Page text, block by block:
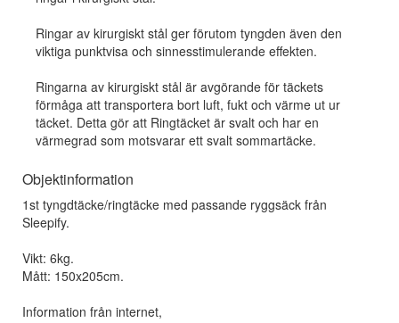
Ringar av kirurgiskt stål ger förutom tyngden även den
viktiga punktvisa och sinnesstimulerande effekten.
Ringarna av kirurgiskt stål är avgörande för täckets
förmåga att transportera bort luft, fukt och värme ut ur
täcket. Detta gör att Ringtäcket är svalt och har en
värmegrad som motsvarar ett svalt sommartäcke.
Objektinformation
1st tyngdtäcke/ringtäcke med passande ryggsäck från
Sleepify.
Vikt: 6kg.
Mått: 150x205cm.
Information från internet,